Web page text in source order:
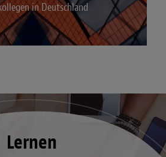
in Deutschland
Lernen